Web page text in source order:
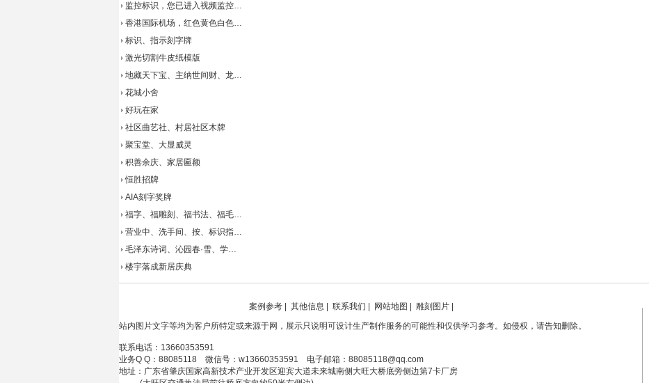
监控标识，您已进入视频监控…
香港国际机场，红色黄色白色…
标识、指示刻字牌
激光切割牛皮纸模版
地藏天下宝、主纳世间财、龙…
花城小舍
好玩在家
社区曲艺社、村居社区木牌
聚宝堂、大显威灵
积善余庆、家居匾额
恒胜招牌
AIA刻字奖牌
福字、福雕刻、福书法、福毛…
营业中、洗手间、按、标识指…
毛泽东诗词、沁园春·雪、学…
楼宇落成新居庆典
案例参考 其他信息 联系我们 网站地图 雕刻图片
站内图片文字等均为客户所特定或来源于网，展示只说明可设计生产制作服务的可能性和仅供学习参考。如侵权，请告知删除。
联系电话：13660353591
业务Q Q：88085118 微信号：w13660353591 电子邮箱：88085118@qq.com
地址：广东省肇庆国家高新技术产业开发区迎宾大道未来城南侧大旺大桥底旁侧边第7卡厂房